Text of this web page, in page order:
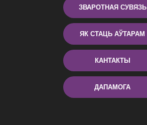
ЗВАРОТНАЯ СУВЯЗЬ
ЯК СТАЦЬ АЎТАРАМ
КАНТАКТЫ
ДАПАМОГА